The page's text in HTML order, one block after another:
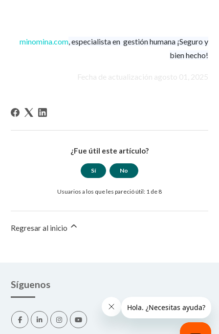
minomina.com, especialista en gestión humana ¡Seguro y
bien hecho!
Fecha de actualización agosto 01, 2025
¿Fue útil este artículo?
Sí No
Usuarios a los que les pareció útil: 1 de 8
Regresar al inicio
Síguenos